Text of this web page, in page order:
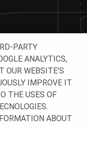
PARTY
ANALYTICS,
OUR WEBSITE’S
IMPROVE IT.
THE USES OF
ABOUT